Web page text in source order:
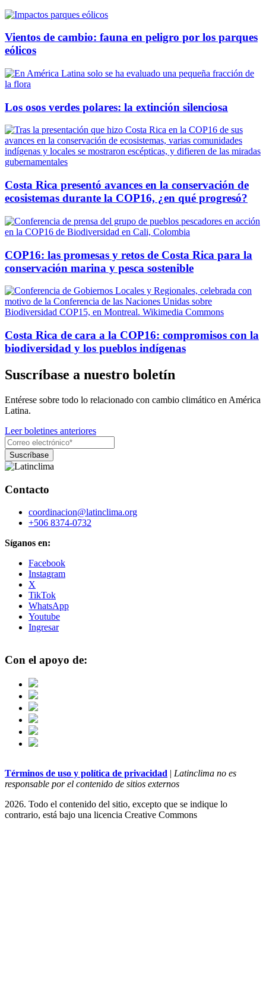
Vientos de cambio: fauna en peligro por los parques
eólicos
Los osos verdes polares: la extinción silenciosa
Costa Rica presentó avances en la conservación de
ecosistemas durante la COP16, ¿en qué progresó?
COP16: las promesas y retos de Costa Rica para la
conservación marina y pesca sostenible
Costa Rica de cara a la COP16: compromisos con la
biodiversidad y los pueblos indígenas
Suscríbase a nuestro boletín
Entérese sobre todo lo relacionado con cambio climático en América
Latina.
Leer boletines anteriores
Contacto
coordinacion@latinclima.org
+506 8374-0732
Síganos en:
Facebook
Instagram
X
TikTok
WhatsApp
Youtube
Ingresar
Con el apoyo de:
Términos de uso y política de privacidad | Latinclima no es
responsable por el contenido de sitios externos
2026. Todo el contenido del sitio, excepto que se indique lo
contrario, está bajo una licencia Creative Commons